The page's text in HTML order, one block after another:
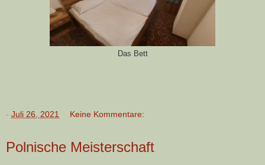
Das Bett
- Juli 26, 2021 Keine Kommentare:
Polnische Meisterschaft